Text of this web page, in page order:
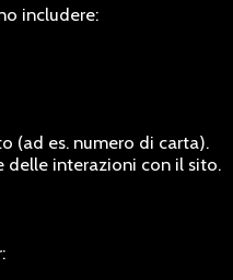
includere:
(ad es. numero di carta).
delle interazioni con il sito.